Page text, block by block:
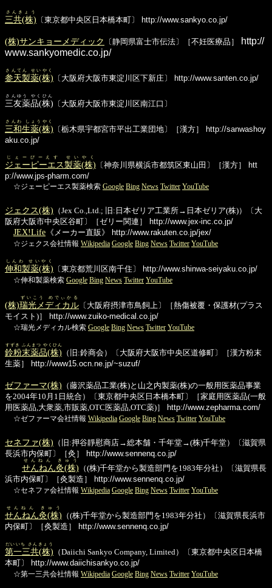
三共(株)
さんきょう
〔東京都中央区日本橋本町〕 http://www.sankyo.co.jp/
(株)サンキョーメディック 〔静岡県富士市伝法〕［不妊医療品］
http://
www.sankyomedic.co.jp/
参天製薬(株)
さんてん せいやく
〔大阪府大阪市東淀川区下新庄〕 http://www.santen.co.jp/
三友薬品(株)
さんゆう やくひん
〔大阪府大阪市東淀川区南江口〕
三和生薬(株)
さんわ しょうやく
〔栃木県宇都宮市平出工業団地〕［漢方］
http://sanwashoy
aku.co.jp/
ジェーピーエス製薬(株)
じぇーぴーえす せいやく
〔神奈川県横浜市都筑区東山田〕［漢方］
htt
p://www.jps-pharm.com/
☆ジェーピーエス製薬検索 Google Bing News Twitter YouTube
ジェクス(株) （Jex Co.,Ltd.; 旧:日本ゼリア工業所→日本ゼリア(株)）〔大
阪府大阪市中央区谷町〕［ゼリー関連］
http://www.jex-inc.co.jp/
JEX!Life 《メーカー直販》
http://www.rakuten.co.jp/jex/
☆ジェクス会社情報 Wikipedia Google Bing News Twitter YouTube
伸和製薬(株)
しんわ せいやく
〔東京都荒川区南千住〕
http://www.shinwa-seiyaku.co.jp/
☆伸和製薬検索 Google Bing News Twitter YouTube
(株)瑞光メディカル
ずいこう めでぃかる
〔大阪府摂津市鳥飼上〕［熱傷被覆・保護材(プラス
モイスト)］
http://www.zuiko-medical.co.jp/
☆瑞光メディカル検索 Google Bing News Twitter YouTube
鈴粉末薬品(株)
すずき ふんまつ やくひん
（旧:鈴商会）〔大阪府大阪市中央区道修町〕［漢方粉末
生薬］
http://www15.ocn.ne.jp/~suzuf/
ゼファーマ(株) （藤沢薬品工業(株)と山之内製薬(株)の一般用医薬品事業
を2004年10月1日統合）〔東京都中央区日本橋本町〕［家庭用医薬品(一般
用医薬品,大衆薬,市販薬,OTC医薬品,OTC薬)］
http://www.zepharma.com/
☆ゼファーマ会社情報 Wikipedia Google Bing News Twitter YouTube
セネファ(株) （旧:押谷靜慰商店→総本舗・千年堂→(株)千年堂）〔滋賀県
長浜市内保町〕［灸］
http://www.sennenq.co.jp/
せんねん灸(株)
せんねん きゅう
（(株)千年堂から製造部門を1983年分社）〔滋賀県長
浜市内保町〕［灸製造］
http://www.sennenq.co.jp/
☆セネファ会社情報 Wikipedia Google Bing News Twitter YouTube
せんねん灸(株)
せんねん きゅう
（(株)千年堂から製造部門を1983年分社）〔滋賀県長浜市
内保町〕［灸製造］
http://www.sennenq.co.jp/
第一三共(株)
だいいち さんきょう
（Daiichi Sankyo Company, Limited）〔東京都中央区日本橋
本町〕
http://www.daiichisankyo.co.jp/
☆第一三共会社情報 Wikipedia Google Bing News Twitter YouTube